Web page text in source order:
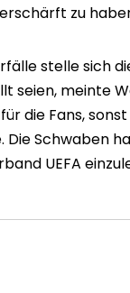
zu
stelle sich
seien, meinte
die Fans,
Die Schwaben
UEFA